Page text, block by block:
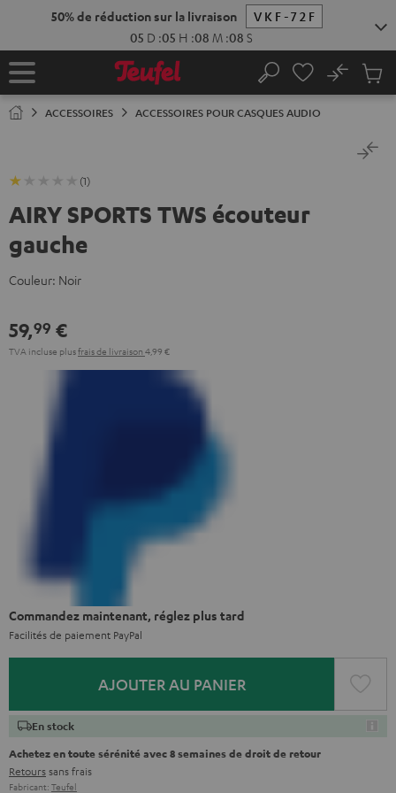
50% de réduction sur la livraison
VKF-72F
05 D :05 H :08 M :07 S
Page
Rechercher
No
ACCESSOIRES ACCESSOIRES POUR CASQUES AUDIO
(1)
AIRY SPORTS TWS écouteur
gauche
Couleur: Noir
59,99 €
TVA incluse plusfrais de livraison 4,99 €
Commandez maintenant, réglez plus tard
Facilités de paiement PayPal
AJOUTER AU PANIER
En stock
Achetez en toute sérénité avec 8 semaines de droit de retour
Retourssans frais
Fabricant: Teufel